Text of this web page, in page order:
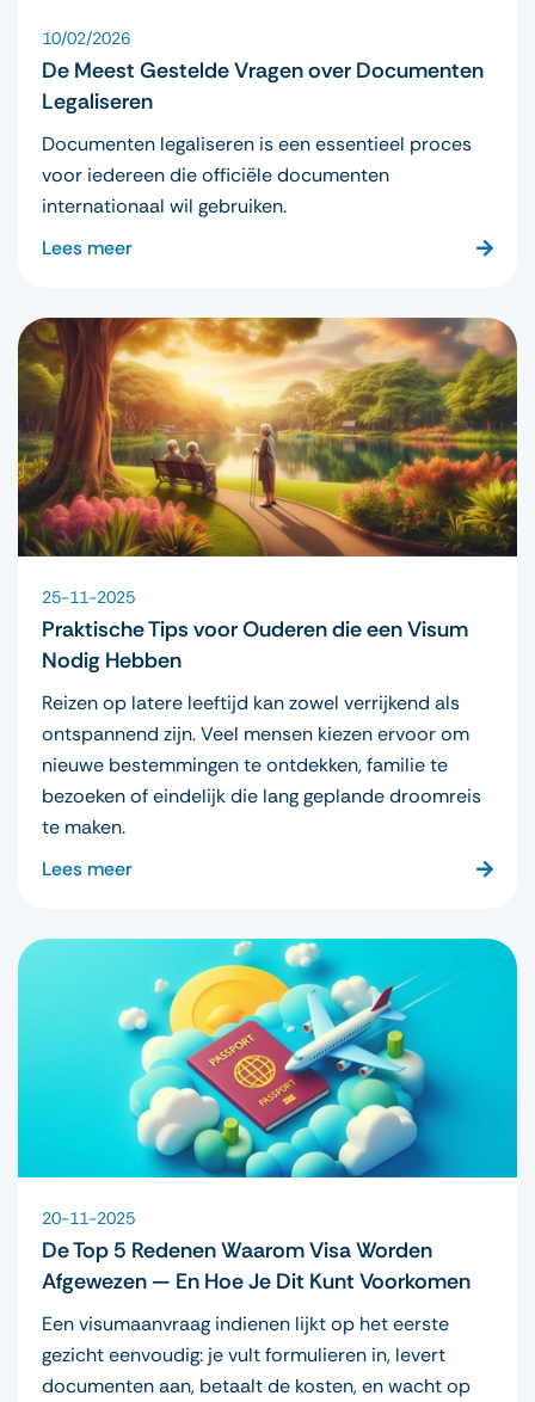
10/02/2026
De Meest Gestelde Vragen over Documenten
Legaliseren
Documenten legaliseren is een essentieel proces
voor iedereen die officiële documenten
internationaal wil gebruiken.
Lees meer
25-11-2025
Praktische Tips voor Ouderen die een Visum
Nodig Hebben
Reizen op latere leeftijd kan zowel verrijkend als
ontspannend zijn. Veel mensen kiezen ervoor om
nieuwe bestemmingen te ontdekken, familie te
bezoeken of eindelijk die lang geplande droomreis
te maken.
Lees meer
20-11-2025
De Top 5 Redenen Waarom Visa Worden
Afgewezen — En Hoe Je Dit Kunt Voorkomen
Een visumaanvraag indienen lijkt op het eerste
gezicht eenvoudig: je vult formulieren in, levert
documenten aan, betaalt de kosten, en wacht op